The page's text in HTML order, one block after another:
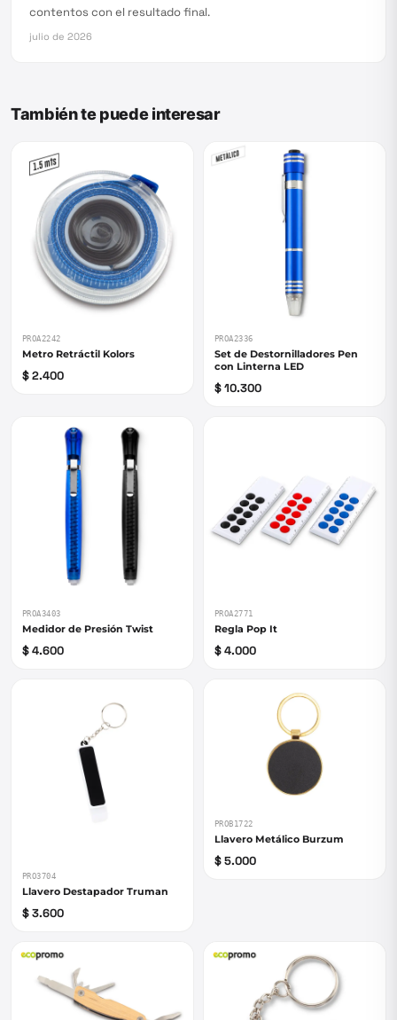
contentos con el resultado final.
julio de 2026
También te puede interesar
PROA2242
Metro Retráctil Kolors
$ 2.400
PROA2336
Set de Destornilladores Pen
con Linterna LED
$ 10.300
PROA3403
Medidor de Presión Twist
$ 4.600
PROA2771
Regla Pop It
$ 4.000
PRO3704
Llavero Destapador Truman
$ 3.600
PROB1722
Llavero Metálico Burzum
$ 5.000